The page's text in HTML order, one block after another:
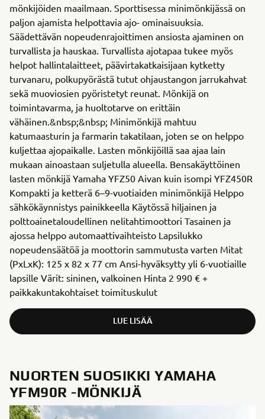
mönkijöiden maailmaan. Sporttisessa minimönkijässä on
paljon ajamista helpottavia ajo- ominaisuuksia.
Säädettävän nopeudenrajoittimen ansiosta ajaminen on
turvallista ja hauskaa. Turvallista ajotapaa tukee myös
helpot hallintalaitteet, päävirtakatkaisijaan kytketty
turvanaru, polkupyörästä tutut ohjaustangon jarrukahvat
sekä muoviosien pyöristetyt reunat. Mönkijä on
toimintavarma, ja huoltotarve on erittäin
vähäinen.&nbsp;&nbsp; Minimönkijä mahtuu
katumaasturin ja farmarin takatilaan, joten se on helppo
kuljettaa ajopaikalle. Lasten mönkijöillä saa ajaa lain
mukaan ainoastaan suljetulla alueella. Bensakäyttöinen
lasten mönkijä Yamaha YFZ50 Aivan kuin isompi YFZ450R
Kompakti ja ketterä 6–9-vuotiaiden minimönkijä Helppo
sähkökäynnistys painikkeella Käytössä hiljainen ja
polttoainetaloudellinen nelitahtimoottori Tasainen ja
ajossa helppo automaattivaihteisto Lapsilukko
nopeudensäätöä ja moottorin sammutusta varten Mitat
(PxLxK): 125 x 82 x 77 cm Ansi-hyväksytty yli 6-vuotiaille
lapsille Värit: sininen, valkoinen Hinta 2 990 € +
paikkakuntakohtaiset toimituskulut
LUE LISÄÄ
NUORTEN SUOSIKKI YAMAHA
YFM90R -MÖNKIJÄ